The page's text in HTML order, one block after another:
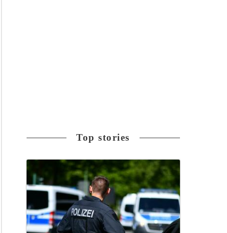
Top stories